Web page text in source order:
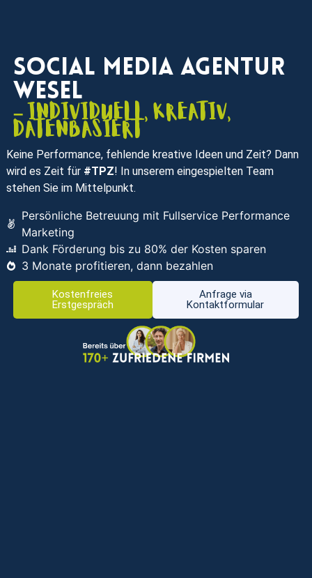
Social Media Agentur
Wesel
– individuell, kreativ,
datenbasiert
Keine Performance, fehlende kreative Ideen und Zeit? Dann
wird es Zeit für #TPZ! In unserem eingespielten Team
stehen Sie im Mittelpunkt.
Persönliche Betreuung mit Fullservice Performance
Marketing
Dank Förderung bis zu 80% der Kosten sparen
3 Monate profitieren, dann bezahlen
Kostenfreies
Erstgespräch
Anfrage via
Kontaktformular